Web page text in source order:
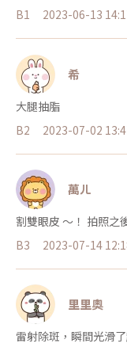
B1
2023-06-13
希
大腿抽脂
B2
2023-07-02
萬ㄦ
割雙眼皮 ～！ 拍照之
B3
2023-07-14
里里奧
雷射除斑，瞬間光滑